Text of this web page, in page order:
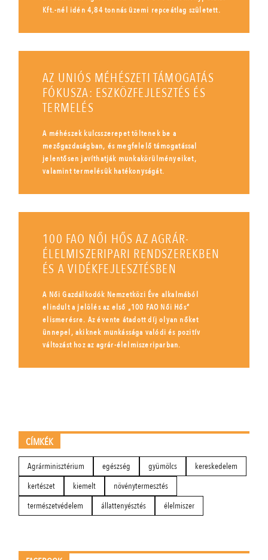
Kft.-nél idén 4,84 tonnás üzemi repceátlag született.
AZ UNIÓS MÉHÉSZETI TÁMOGATÁS
FÓKUSZA: ESZKÖZFEJLESZTÉS ÉS
TERMELÉS
A méhészek kulcsszerepet töltenek be a
mezőgazdaságban, és megfelelő támogatással
jelentősen javíthatják munkakörülményeiket,
valamint termelésük hatékonyságát.
100 FAO NŐI HŐS AZ AGRÁR-
ÉLELMISZERIPARI RENDSZEREKBEN
ÉS A VIDÉKFEJLESZTÉSBEN
A Női Gazdálkodók Nemzetközi Éve alkalmából
elindult a jelölés az első „100 FAO Női Hős”
elismerésre. Az évente átadott díj olyan nőket
ünnepel, akiknek munkássága valódi és pozitív
változást hoz az agrár-élelmiszeriparban.
CÍMKÉK
Agrárminisztérium egészség gyümölcs
kereskedelem
kertészet
kiemelt
növénytermesztés
természetvédelem
állattenyésztés élelmiszer